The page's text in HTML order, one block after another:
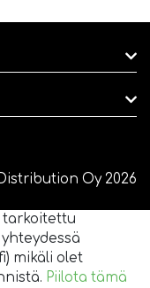
Oy 2026
tarkoitettu
mikäli olet
Piilota tämä